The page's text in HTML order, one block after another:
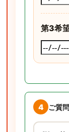
第3希
4 ご質
ご質問・